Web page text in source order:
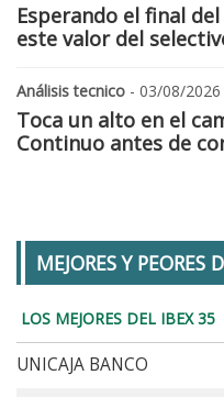
Esperando el final
este valor del
Análisis tecnico - 03/08/2026
Toca un alto en el
Continuo antes de
MEJORES Y PEORES
LOS MEJORES DEL IBEX 35
UNICAJA BANCO